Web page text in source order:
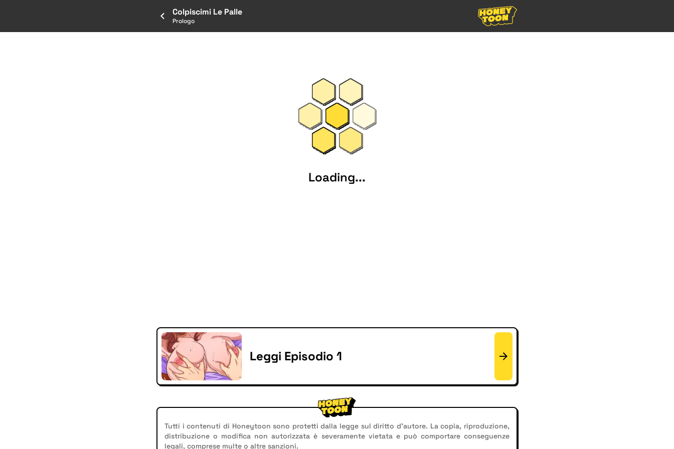
Colpiscimi Le Palle
Prologo
Loading...
Leggi Episodio 1
Tutti i contenuti di Honeytoon sono protetti dalla legge sul diritto d'autore. La copia, riproduzione,
distribuzione o modifica non autorizzata è severamente vietata e può comportare conseguenze
legali, comprese multe o altre sanzioni.